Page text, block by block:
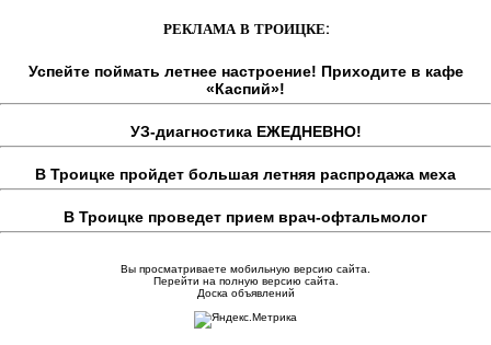
РЕКЛАМА В ТРОИЦКЕ:
Успейте поймать летнее настроение! Приходите в кафе
«Каспий»!
УЗ-диагностика ЕЖЕДНЕВНО!
В Троицке пройдет большая летняя распродажа меха
В Троицке проведет прием врач-офтальмолог
Вы просматриваете мобильную версию сайта.
Перейти на полную версию сайта.
Доска объявлений